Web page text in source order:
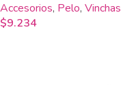
Accesorios, Pelo, Vinchas
$9.234